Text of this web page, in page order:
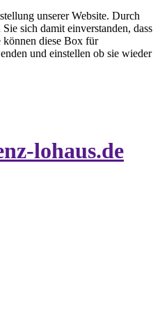
unserer Website. Durch
sich damit einverstanden, dass
können diese Box für
und einstellen ob sie wieder